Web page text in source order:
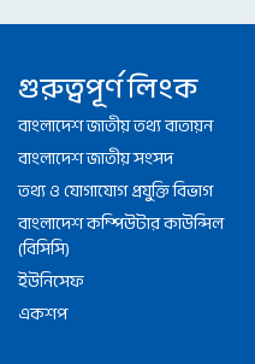
গুরুত্বপূর্ণ লিংক
বাংলাদেশ জাতীয় তথ্য বাতায়ন
বাংলাদেশ জাতীয় সংসদ
তথ্য ও যোগাযোগ প্রযুক্তি বিভাগ
বাংলাদেশ কম্পিউটার কাউন্সিল
(বিসিসি)
ইউনিসেফ
একশপ